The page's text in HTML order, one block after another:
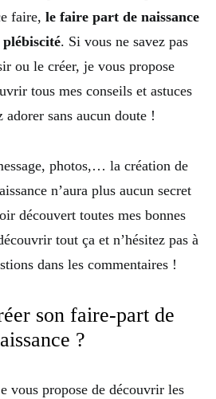
faire, le faire part de naissance
. Si vous ne savez pas
ou le créer, je vous propose
tous mes conseils et astuces
adorer sans aucun doute !
photos,… la création de
n’aura plus aucun secret
découvert toutes mes bonnes
tout ça et n’hésitez pas à
dans les commentaires !
son faire-part de
?
vous propose de découvrir les